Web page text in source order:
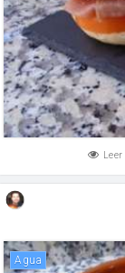
Leer
agua